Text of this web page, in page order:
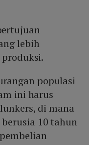
lebih
populasi
ini harus
di mana
10 tahun